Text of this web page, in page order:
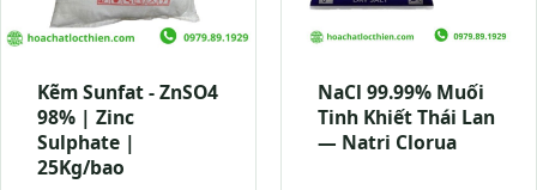
Kẽm Sunfat - ZnSO4
98% | Zinc
Sulphate |
25Kg/bao
NaCl 99.99% Muối
Tinh Khiết Thái Lan
— Natri Clorua